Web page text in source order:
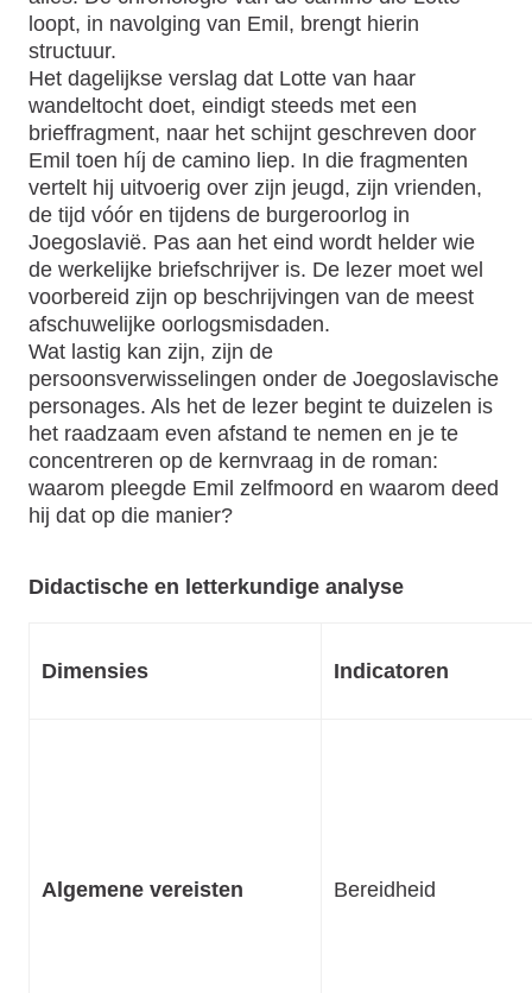
loopt, in navolging van Emil, brengt hierin
structuur.
Het dagelijkse verslag dat Lotte van haar
wandeltocht doet, eindigt steeds met een
brieffragment, naar het schijnt geschreven door
Emil toen híj de camino liep. In die fragmenten
vertelt hij uitvoerig over zijn jeugd, zijn vrienden,
de tijd vóór en tijdens de burgeroorlog in
Joegoslavië. Pas aan het eind wordt helder wie
de werkelijke briefschrijver is. De lezer moet wel
voorbereid zijn op beschrijvingen van de meest
afschuwelijke oorlogsmisdaden.
Wat lastig kan zijn, zijn de
persoonsverwisselingen onder de Joegoslavische
personages. Als het de lezer begint te duizelen is
het raadzaam even afstand te nemen en je te
concentreren op de kernvraag in de roman:
waarom pleegde Emil zelfmoord en waarom deed
hij dat op die manier?
Didactische en letterkundige analyse
Dimensies Indicatoren
Algemene vereisten Bereidheid